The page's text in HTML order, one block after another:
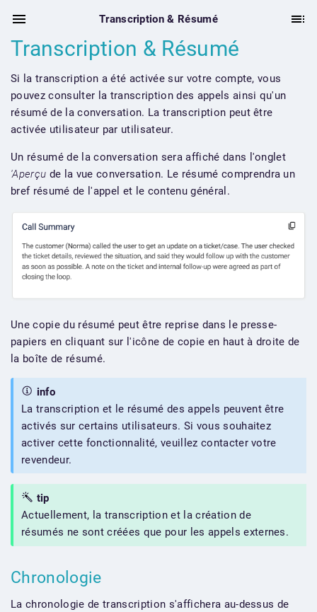
Transcription & Résumé
Transcription & Résumé
Si la transcription a été activée sur votre compte, vous
pouvez consulter la transcription des appels ainsi qu'un
résumé de la conversation. La transcription peut être
activée utilisateur par utilisateur.
Un résumé de la conversation sera affiché dans l'onglet
'Aperçu de la vue conversation. Le résumé comprendra un
bref résumé de l'appel et le contenu général.
Une copie du résumé peut être reprise dans le presse-
papiers en cliquant sur l'icône de copie en haut à droite de
la boîte de résumé.
info
La transcription et le résumé des appels peuvent être
activés sur certains utilisateurs. Si vous souhaitez
activer cette fonctionnalité, veuillez contacter votre
revendeur.
tip
Actuellement, la transcription et la création de
résumés ne sont créées que pour les appels externes.
Chronologie
La chronologie de transcription s'affichera au-dessus de